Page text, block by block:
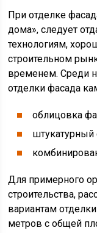
При отделке
дома», следует
технологиям,
строительном
временем. Среди
отделки фасада
облицовка
штукатурный
Для примерного
строительства,
вариантам
метров с общей